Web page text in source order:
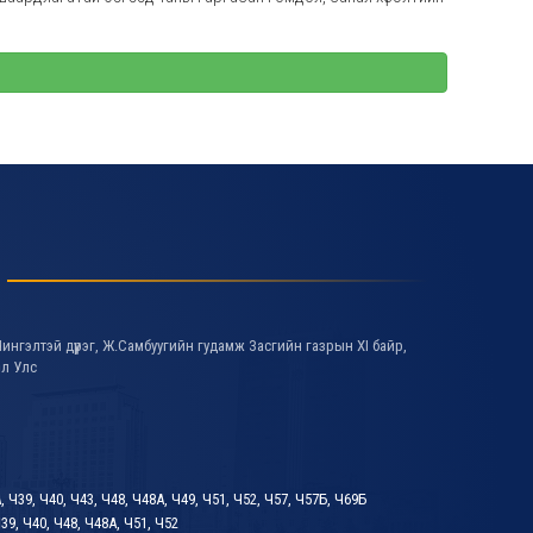
дүүрэг, Ж.Самбуугийн гудамж Засгийн газрын XI байр,
Улс
Ч39, Ч40, Ч43, Ч48, Ч48А, Ч49, Ч51, Ч52, Ч57, Ч57Б, Ч69Б
Ч40, Ч48, Ч48А, Ч51, Ч52